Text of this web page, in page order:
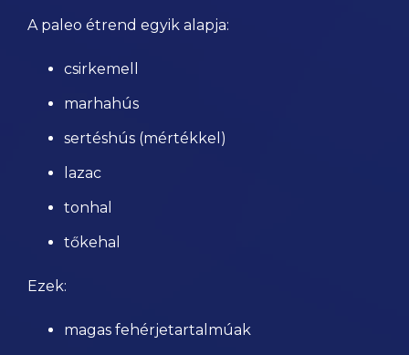
A paleo étrend egyik alapja:
csirkemell
marhahús
sertéshús (mértékkel)
lazac
tonhal
tőkehal
Ezek:
magas fehérjetartalmúak